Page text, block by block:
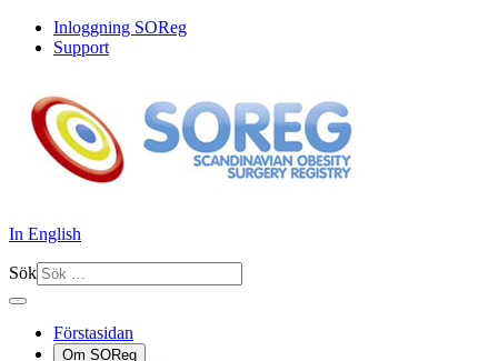
Inloggning SOReg
Support
In English
Sök
Förstasidan
Om SOReg